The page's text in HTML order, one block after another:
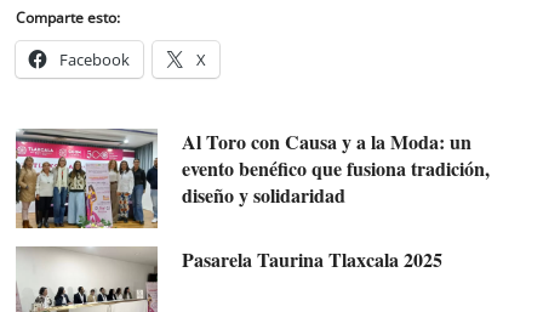
Comparte esto:
Facebook X
Al Toro con Causa y a la Moda: un
evento benéfico que fusiona tradición,
diseño y solidaridad
Pasarela Taurina Tlaxcala 2025